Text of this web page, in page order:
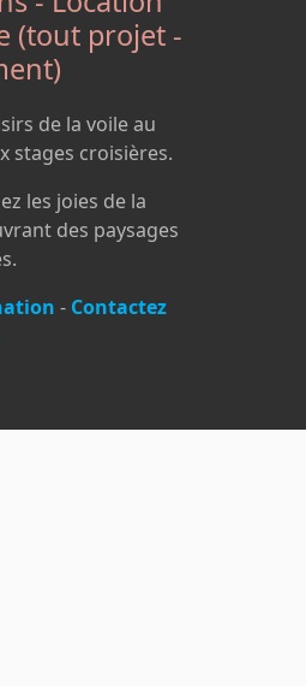
(tout projet -
de la voile au
stages croisières.
les joies de la
des paysages
- Contactez